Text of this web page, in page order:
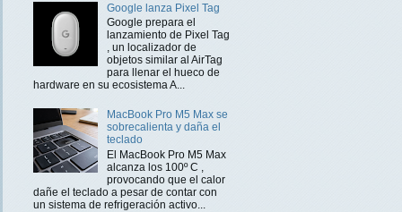
Google lanza Pixel Tag
Google prepara el
lanzamiento de Pixel Tag
, un localizador de
objetos similar al AirTag
para llenar el hueco de
hardware en su ecosistema A...
MacBook Pro M5 Max se
sobrecalienta y daña el
teclado
El MacBook Pro M5 Max
alcanza los 100º C ,
provocando que el calor
dañe el teclado a pesar de contar con
un sistema de refrigeración activo...